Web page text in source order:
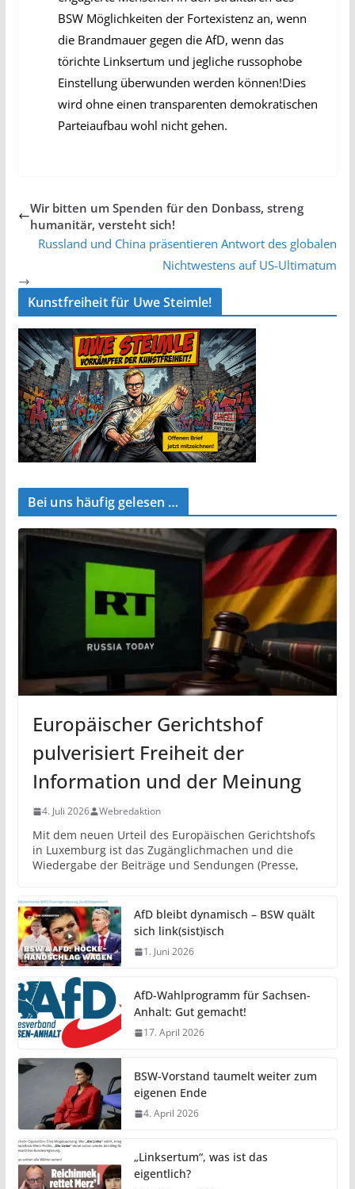
BSW Möglichkeiten der Fortexistenz an, wenn
die Brandmauer gegen die AfD, wenn das
törichte Linksertum und jegliche russophobe
Einstellung überwunden werden können!Dies
wird ohne einen transparenten demokratischen
Parteiaufbau wohl nicht gehen.
Wir bitten um Spenden für den Donbass, streng
humanitär, versteht sich!
Russland und China präsentieren Antwort des globalen
Nichtwestens auf US-Ultimatum
Kunstfreiheit für Uwe Steimle!
Bei uns häufig gelesen …
Europäischer Gerichtshof
pulverisiert Freiheit der
Information und der Meinung
4. Juli 2026 Webredaktion
Mit dem neuen Urteil des Europäischen Gerichtshofs
in Luxemburg ist das Zugänglichmachen und die
Wiedergabe der Beiträge und Sendungen (Presse,
AfD bleibt dynamisch – BSW quält
sich link(sist)isch
1. Juni 2026
AfD-Wahlprogramm für Sachsen-
Anhalt: Gut gemacht!
17. April 2026
BSW-Vorstand taumelt weiter zum
eigenen Ende
4. April 2026
„Linksertum“, was ist das
eigentlich?